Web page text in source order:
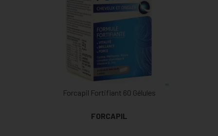
Forcapil Fortifiant 60 Gélules
FORCAPIL